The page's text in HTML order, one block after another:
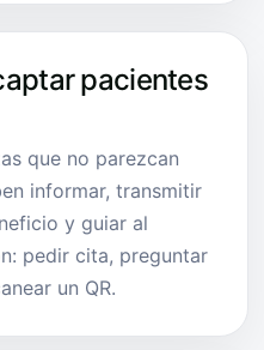
pacientes
que no parezcan
informar, transmitir
y guiar al
pedir cita, preguntar
un QR.